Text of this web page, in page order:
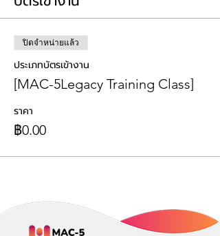
ปิดจำหน่ายแล้ว
ประเภทบัตรเข้างาน
[MAC-5Legacy Training Class]
ราคา
฿0.00